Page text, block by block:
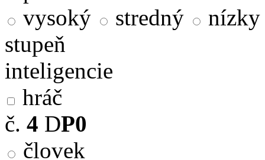
vysoký
stredný
nízky
stupeň
inteligencie
hráč
č. 4 DP0
človek